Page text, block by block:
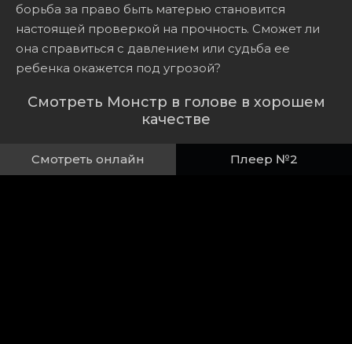
борьба за право быть матерью становится
настоящей проверкой на прочность. Сможет ли
она справиться с давлением или судьба ее
ребенка окажется под угрозой?
Смотреть Монстр в голове в хорошем
качестве
Смотреть онлайн Плеер №2